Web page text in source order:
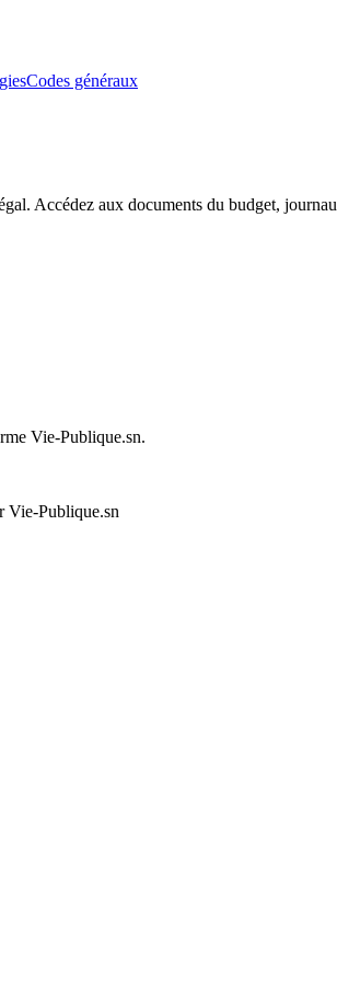
Codes généraux
Accédez aux documents du budget,
Vie-Publique.sn.
Vie-Publique.sn